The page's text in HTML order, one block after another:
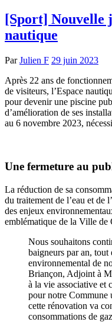
[Sport] Nouvelle
nautique
Par Julien F 29 juin 2023
Après 22 ans de
de visiteurs, l’Espace
pour devenir une piscine
d’amélioration de ses
au 6 novembre 2023,
Une fermeture au
La réduction de sa
du traitement de l’eau et de
des enjeux
emblématique de la Ville de
Nous souhaitons
baigneurs par an, tout
environnemental de
Briançon, Adjoint à
à la vie associative et
pour notre Commune
cette rénovation va
consommations de